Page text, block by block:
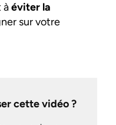
àéviter la
sur votre
cette vidéo ?